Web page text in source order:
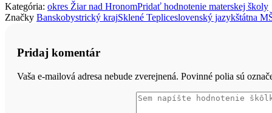
Kategória: okres Žiar nad HronomPridať hodnotenie materskej školy
Značky Banskobystrický krajSklené Tepliceslovenský jazykštátna
Pridaj komentár
Vaša e-mailová adresa nebude zverejnená. Povinné polia sú